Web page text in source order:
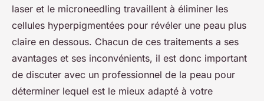
laser et le microneedling travaillent à éliminer les
cellules hyperpigmentées pour révéler une peau plus
claire en dessous. Chacun de ces traitements a ses
avantages et ses inconvénients, il est donc important
de discuter avec un professionnel de la peau pour
déterminer lequel est le mieux adapté à votre